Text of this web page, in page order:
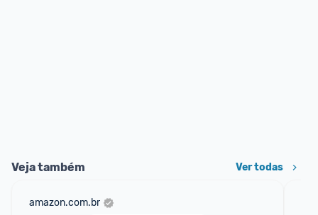
Veja também Ver todas
amazon.com.br